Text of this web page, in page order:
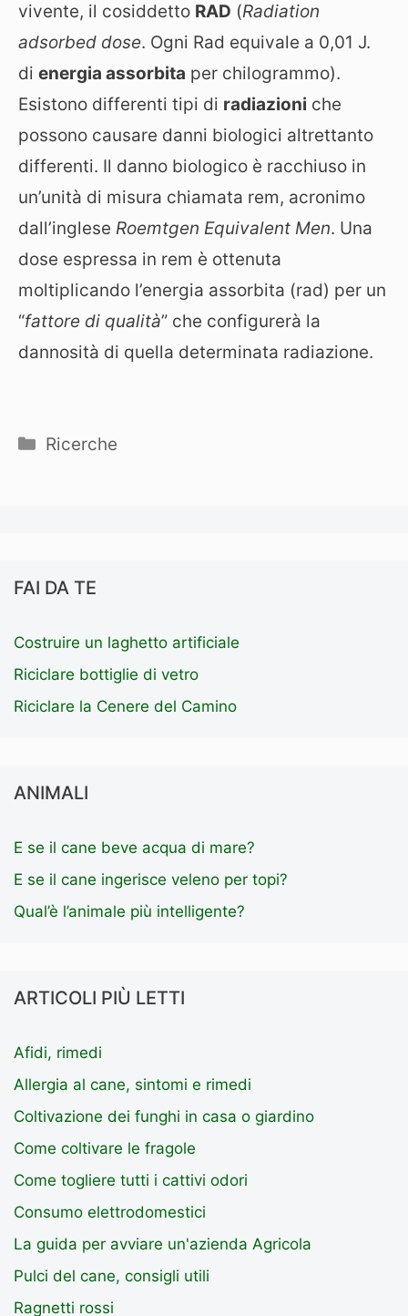
vivente, il cosiddetto RAD (Radiation
adsorbed dose. Ogni Rad equivale a 0,01 J.
di energia assorbita per chilogrammo).
Esistono differenti tipi di radiazioni che
possono causare danni biologici altrettanto
differenti. Il danno biologico è racchiuso in
un’unità di misura chiamata rem, acronimo
dall’inglese Roemtgen Equivalent Men. Una
dose espressa in rem è ottenuta
moltiplicando l’energia assorbita (rad) per un
“fattore di qualità” che configurerà la
dannosità di quella determinata radiazione.
Categorie
Ricerche
FAI DA TE
Costruire un laghetto artificiale
Riciclare bottiglie di vetro
Riciclare la Cenere del Camino
ANIMALI
E se il cane beve acqua di mare?
E se il cane ingerisce veleno per topi?
Qual’è l’animale più intelligente?
ARTICOLI PIÙ LETTI
Afidi, rimedi
Allergia al cane, sintomi e rimedi
Coltivazione dei funghi in casa o giardino
Come coltivare le fragole
Come togliere tutti i cattivi odori
Consumo elettrodomestici
La guida per avviare un'azienda Agricola
Pulci del cane, consigli utili
Ragnetti rossi